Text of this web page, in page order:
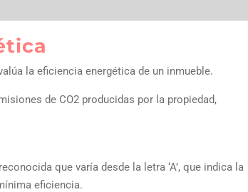
la eficiencia energética de un inmueble.
de CO2 producidas por la propiedad,
que varía desde la letra ‘A’, que indica la
eficiencia.